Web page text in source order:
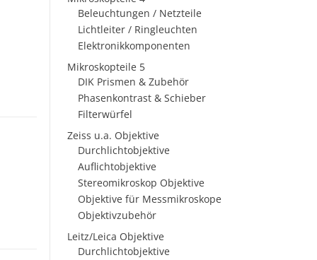
Beleuchtungen / Netzteile
Lichtleiter / Ringleuchten
Elektronikkomponenten
Mikroskopteile 5
DIK Prismen & Zubehör
Phasenkontrast & Schieber
Filterwürfel
Zeiss u.a. Objektive
Durchlichtobjektive
Auflichtobjektive
Stereomikroskop Objektive
Objektive für Messmikroskope
Objektivzubehör
Leitz/Leica Objektive
Durchlichtobjektive